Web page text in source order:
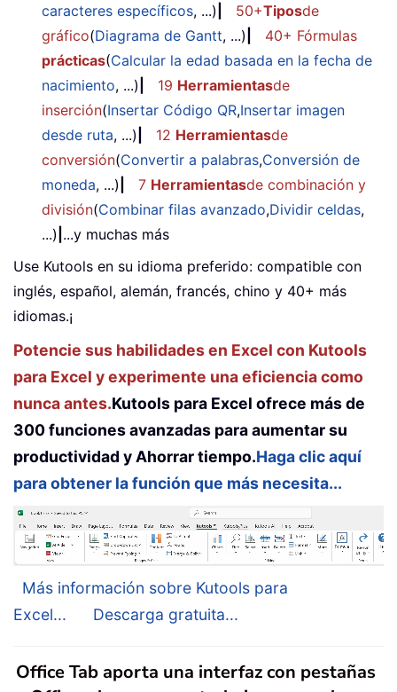
caracteres específicos, ...) 50+Tiposde
gráfico(Diagrama de Gantt, ...)
40+ Fórmulas
prácticas(Calcular la edad basada en la fecha de
nacimiento, ...) 19 Herramientasde
inserción(Insertar Código QR,Insertar imagen
desde ruta, ...) 12 Herramientasde
conversión(Convertir a palabras,Conversión de
moneda, ...) 7 Herramientasde combinación y
división(Combinar filas avanzado,Dividir celdas,
...) ...y muchas más
Use Kutools en su idioma preferido: compatible con
inglés, español, alemán, francés, chino y 40+ más
idiomas.¡
Potencie sus habilidades en Excel con Kutools
para Excel y experimente una eficiencia como
nunca antes.Kutools para Excel ofrece más de
300 funciones avanzadas para aumentar su
productividad y Ahorrar tiempo.Haga clic aquí
para obtener la función que más necesita...
Más información sobre Kutools para
Excel...
Descarga gratuita...
Office Tab aporta una interfaz con pestañas